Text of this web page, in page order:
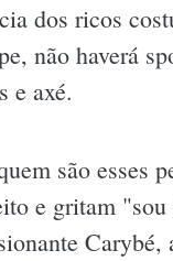
dos ricos
não haverá
e axé.
são esses
e gritam
Carybé,